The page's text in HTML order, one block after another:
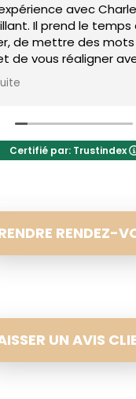
avec
Il prend le temps
de mettre des mots
de vous réaligner
blessures du
ferment et, dès la
les yeux fermés
que le praticien!
Certifié par: Trustindex
RENDEZ-
UN AVIS